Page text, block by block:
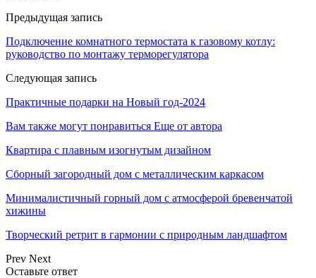
Предыдущая запись
Подключение комнатного термостата к газовому котлу:
руководство по монтажу терморегулятора
Следующая запись
Практичные подарки на Новый год-2024
Вам также могут понравиться Еще от автора
Квартира с плавным изогнутым дизайном
Сборный загородный дом с металлическим каркасом
Минималистичный горный дом с атмосферой бревенчатой
хижины
Творческий ретрит в гармонии с природным ландшафтом
Prev Next
Оставьте ответ